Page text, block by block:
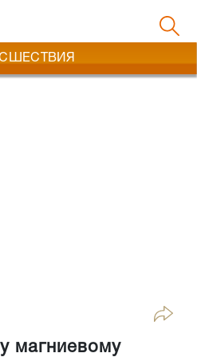
магниевому